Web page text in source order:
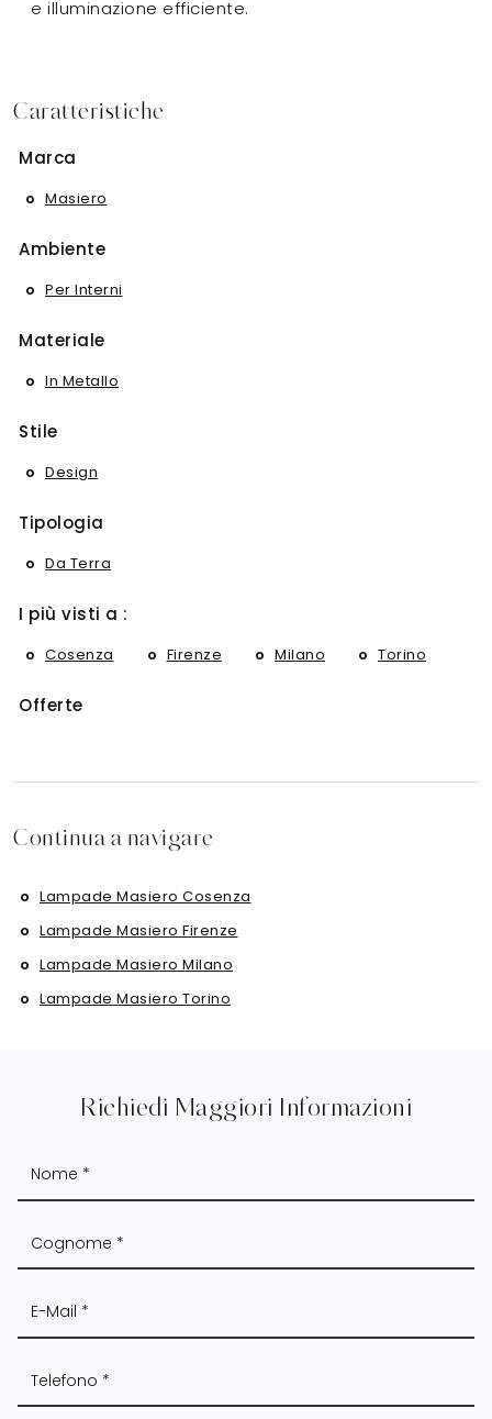
e illuminazione efficiente.
Caratteristiche
Marca
Masiero
Ambiente
Per Interni
Materiale
In Metallo
Stile
Design
Tipologia
Da Terra
I più visti a :
Cosenza Firenze Milano Torino
Offerte
Continua a navigare
Lampade Masiero Cosenza
Lampade Masiero Firenze
Lampade Masiero Milano
Lampade Masiero Torino
Richiedi Maggiori Informazioni